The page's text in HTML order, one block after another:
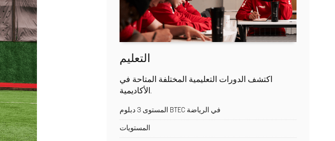
التعليم
اكتشف الدورات التعليمية المختلفة المتاحة في
الأكاديمية.
المستوى 3 دبلوم BTEC في الرياضة
المستويات